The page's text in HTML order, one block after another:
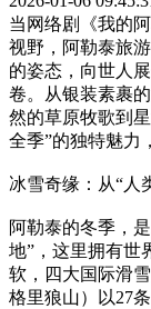
当网络剧《我的
视野，阿勒泰旅
的姿态，向世人
卷。从银装素裹
然的草原牧歌到
全季”的独特魅力
冰雪奇缘：从“人
阿勒泰的冬季，
地”，这里拥有
软，四大国际滑
格里狼山）以27